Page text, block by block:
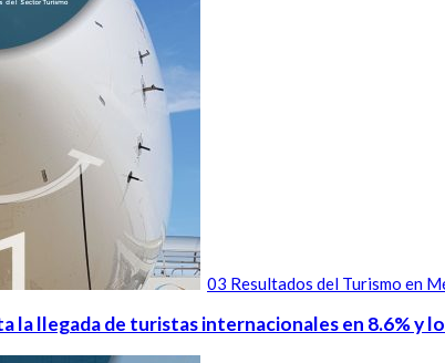
03 Resultados del Turismo en
la llegada de turistas internacionales en 8.6% y